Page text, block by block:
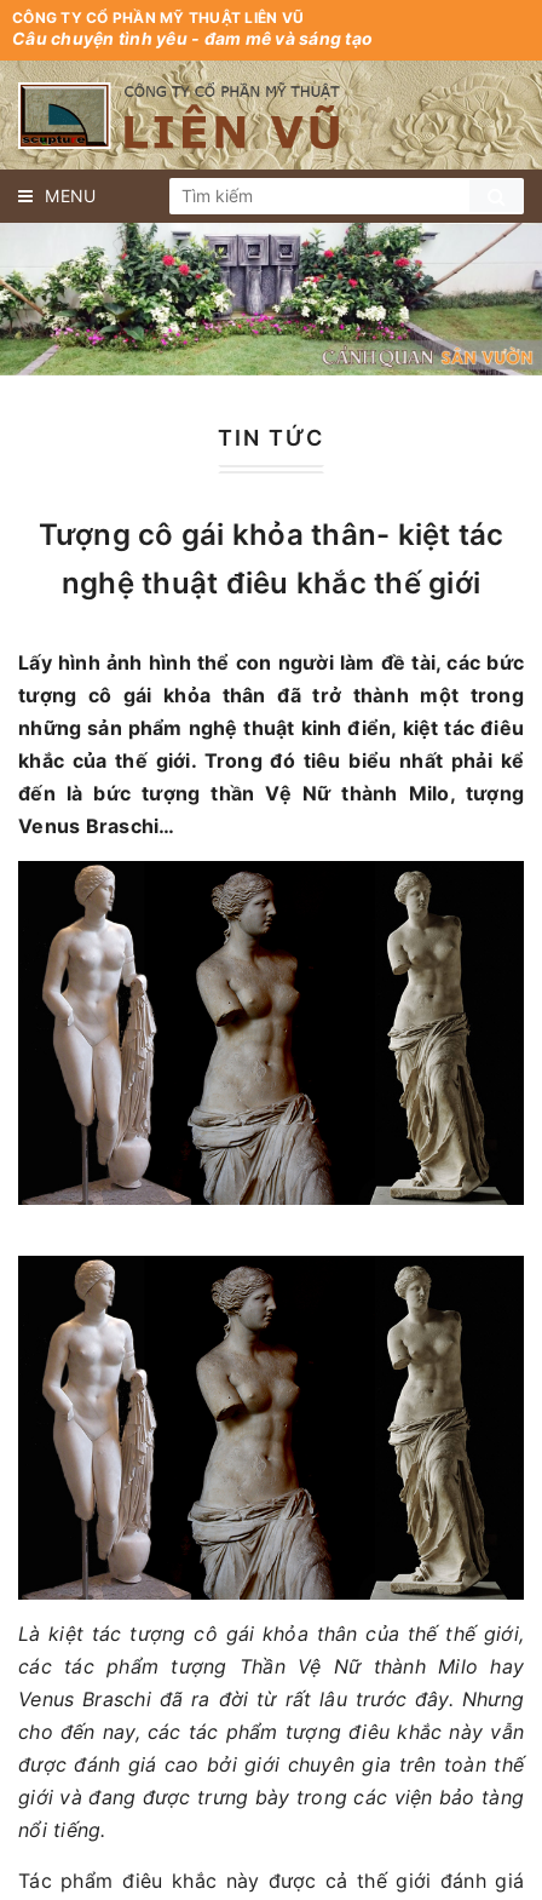
CÔNG TY CỔ PHẦN MỸ THUẬT LIÊN VŨ
Câu chuyện tình yêu - đam mê và sáng tạo
MENU
TIN TỨC
Tượng cô gái khỏa thân- kiệt tác
nghệ thuật điêu khắc thế giới
Lấy hình ảnh hình thể con người làm đề tài, các bức
tượng cô gái khỏa thân đã trở thành một trong
những sản phẩm nghệ thuật kinh điển, kiệt tác điêu
khắc của thế giới. Trong đó tiêu biểu nhất phải kể
đến là bức tượng thần Vệ Nữ thành Milo, tượng
Venus Braschi…
Là kiệt tác tượng cô gái khỏa thân của thế thế giới,
các tác phẩm tượng Thần Vệ Nữ thành Milo hay
Venus Braschi đã ra đời từ rất lâu trước đây. Nhưng
cho đến nay, các tác phẩm tượng điêu khắc này vẫn
được đánh giá cao bởi giới chuyên gia trên toàn thế
giới và đang được trưng bày trong các viện bảo tàng
nổi tiếng.
Tác phẩm điêu khắc này được cả thế giới đánh giá